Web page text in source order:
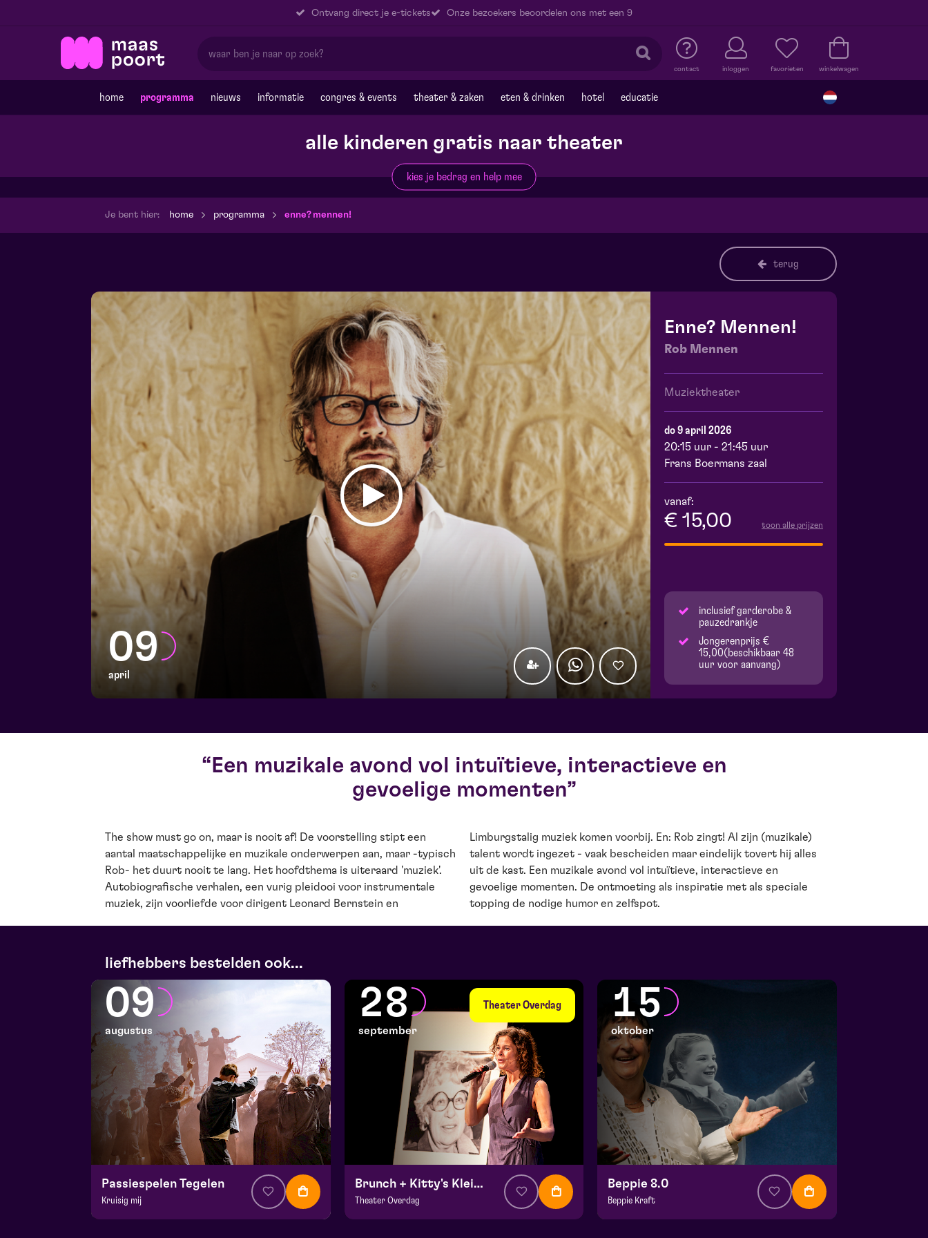
Ontvang direct je e-tickets Onze bezoekers beoordelen ons met een 9
contact inloggen favorieten winkelwagen
home programma nieuws informatie congres & events theater & zaken eten & drinken hotel educatie
alle kinderen gratis naar theater
kies je bedrag en help mee
Je bent hier: home programma enne? mennen!
terug
09
april
Enne? Mennen!
Rob Mennen
Muziektheater
do 9 april 2026
20:15 uur - 21:45 uur
Frans Boermans zaal
vanaf:
€ 15,00 toon alle prijzen
inclusief garderobe &
pauzedrankje
Jongerenprijs €
15,00(beschikbaar 48
uur voor aanvang)
Een muzikale avond vol intuïtieve, interactieve en
gevoelige momenten
The show must go on, maar is nooit af! De voorstelling stipt een
aantal maatschappelijke en muzikale onderwerpen aan, maar -typisch
Rob- het duurt nooit te lang. Het hoofdthema is uiteraard 'muziek'.
Autobiografische verhalen, een vurig pleidooi voor instrumentale
muziek, zijn voorliefde voor dirigent Leonard Bernstein en
Limburgstalig muziek komen voorbij. En: Rob zingt! Al zijn (muzikale)
talent wordt ingezet - vaak bescheiden maar eindelijk tovert hij alles
uit de kast. Een muzikale avond vol intuïtieve, interactieve en
gevoelige momenten. De ontmoeting als inspiratie met als speciale
topping de nodige humor en zelfspot.
liefhebbers bestelden ook...
09
augustus
Passiespelen Tegelen
Kruisig mij
Theater Overdag
28
september
Brunch + Kitty's Kleinkunstcafé
Theater Overdag
15
oktober
Beppie 8.0
Beppie Kraft